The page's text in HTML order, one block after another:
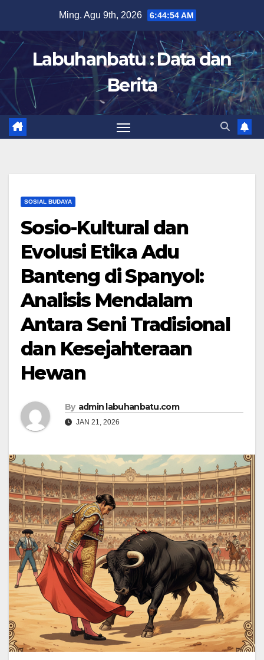
content
Ming. Agu 9th, 2026 6:44:55 AM
Labuhanbatu : Data dan
Berita
SOSIAL BUDAYA
Sosio-Kultural dan
Evolusi Etika Adu
Banteng di Spanyol:
Analisis Mendalam
Antara Seni Tradisional
dan Kesejahteraan
Hewan
By admin labuhanbatu.com
JAN 21, 2026